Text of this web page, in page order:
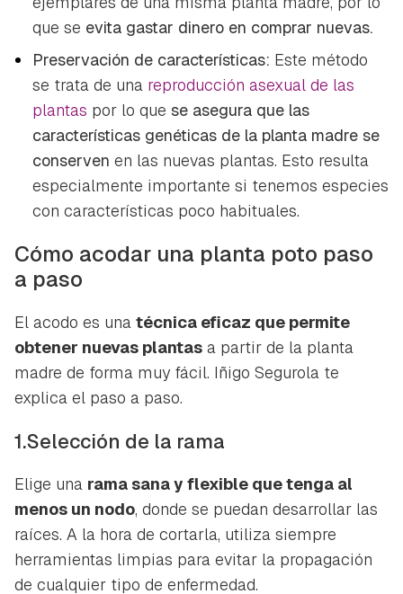
que se evita gastar dinero en comprar nuevas.
Preservación de características: Este método
se trata de una reproducción asexual de las
plantas por lo que se asegura que las
características genéticas de la planta madre se
conserven en las nuevas plantas. Esto resulta
especialmente importante si tenemos especies
con características poco habituales.
Cómo acodar una planta poto paso
a paso
El acodo es una técnica eficaz que permite
obtener nuevas plantas a partir de la planta
madre de forma muy fácil. Iñigo Segurola te
explica el paso a paso.
1.Selección de la rama
Elige una rama sana y flexible que tenga al
menos un nodo, donde se puedan desarrollar las
raíces. A la hora de cortarla, utiliza siempre
herramientas limpias para evitar la propagación
de cualquier tipo de enfermedad.